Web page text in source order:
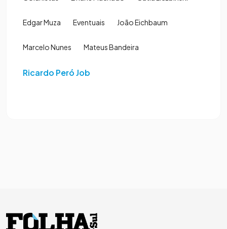
Edgar Muza Eventuais João Eichbaum
Marcelo Nunes Mateus Bandeira
Ricardo Peró Job